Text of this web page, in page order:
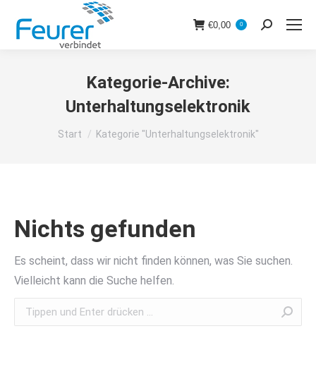
€0,00 0 Search:
Kategorie-Archive:
Unterhaltungselektronik
Sie befinden sich hier:
Start Kategorie "Unterhaltungselektronik"
Nichts gefunden
Es scheint, dass wir nicht finden können, was Sie suchen.
Vielleicht kann die Suche helfen.
Search: